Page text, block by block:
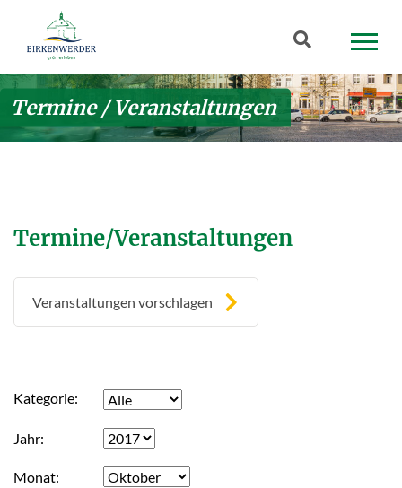
Zum Hauptinhalt springen
Suchbegriff
Termine / Veranstaltungen
Termine/Veranstaltungen
Veranstaltungen vorschlagen
Kategorie
Jahr
Monat